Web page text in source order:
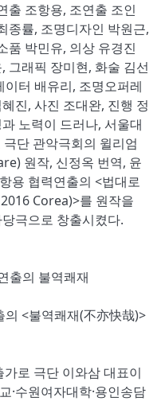
출 조항용, 조연출 조인
종률, 조명디자인 박원근,
품 박민유, 의상 유경진
그래픽 장미현, 화술 김선
터 배유리, 조명오퍼레
진, 사진 조대완, 진행 정
노력이 드러나, 서울대
단 관악극회의 윌리엄
원작, 신정옥 번역, 윤
용 협력연출의 <법대로
Corea)>를 원작을
극으로 창출시켰다.
출의 불역쾌재
의 <불역쾌재(不亦快哉)>
로 극단 이와삼 대표이
·수원여자대학·용인송담